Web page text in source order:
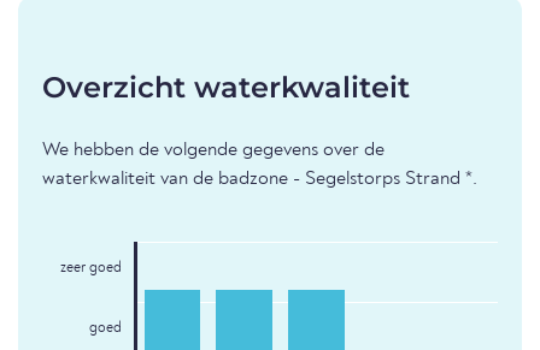
Overzicht waterkwaliteit
We hebben de volgende gegevens over de
waterkwaliteit van de badzone - Segelstorps Strand *.
zeer goed
goed